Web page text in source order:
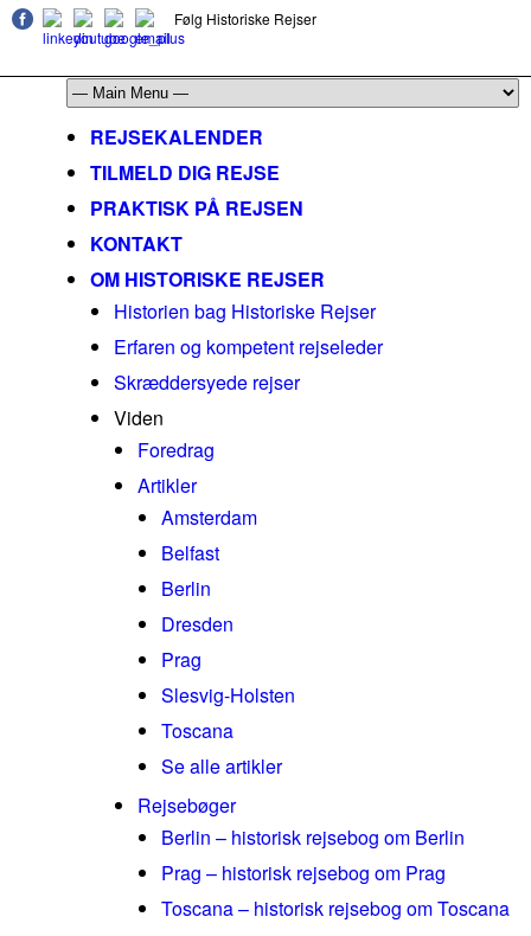
Følg Historiske Rejser
REJSEKALENDER
TILMELD DIG REJSE
PRAKTISK PÅ REJSEN
KONTAKT
OM HISTORISKE REJSER
Historien bag Historiske Rejser
Erfaren og kompetent rejseleder
Skræddersyede rejser
Viden
Foredrag
Artikler
Amsterdam
Belfast
Berlin
Dresden
Prag
Slesvig-Holsten
Toscana
Se alle artikler
Rejsebøger
Berlin – historisk rejsebog om Berlin
Prag – historisk rejsebog om Prag
Toscana – historisk rejsebog om Toscana